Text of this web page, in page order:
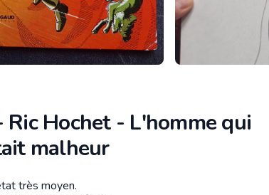
Ric Hochet - L'homme qui
malheur
très moyen.